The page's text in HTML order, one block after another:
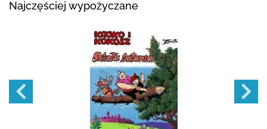
Najczęściej wypożyczane